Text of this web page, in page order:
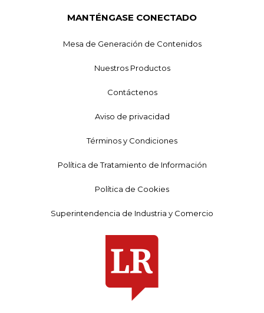
MANTÉNGASE CONECTADO
Mesa de Generación de Contenidos
Nuestros Productos
Contáctenos
Aviso de privacidad
Términos y Condiciones
Política de Tratamiento de Información
Política de Cookies
Superintendencia de Industria y Comercio